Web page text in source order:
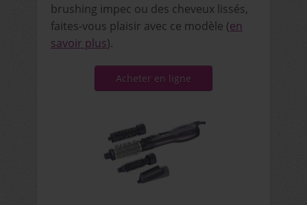
brushing impec ou des cheveux lissés,
faites-vous plaisir avec ce modèle (en
savoir plus).
Acheter en ligne